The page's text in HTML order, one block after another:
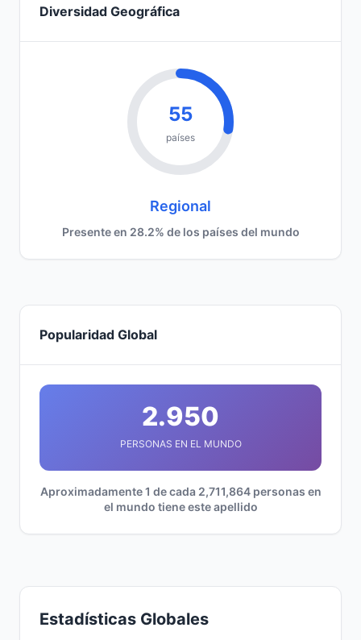
Diversidad Geográfica
55
países
Regional
Presente en 28.2% de los países del mundo
Popularidad Global
2.950
PERSONAS EN EL MUNDO
Aproximadamente 1 de cada 2,711,864 personas en
el mundo tiene este apellido
Estadísticas Globales